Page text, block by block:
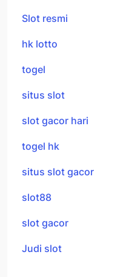
Slot resmi
hk lotto
togel
situs slot
slot gacor hari
togel hk
situs slot gacor
slot88
slot gacor
Judi slot